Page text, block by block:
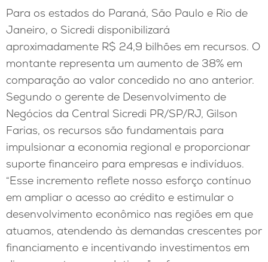
Para os estados do Paraná, São Paulo e Rio de
Janeiro, o Sicredi disponibilizará
aproximadamente R$ 24,9 bilhões em recursos. O
montante representa um aumento de 38% em
comparação ao valor concedido no ano anterior.
Segundo o gerente de Desenvolvimento de
Negócios da Central Sicredi PR/SP/RJ, Gilson
Farias, os recursos são fundamentais para
impulsionar a economia regional e proporcionar
suporte financeiro para empresas e indivíduos.
“Esse incremento reflete nosso esforço contínuo
em ampliar o acesso ao crédito e estimular o
desenvolvimento econômico nas regiões em que
atuamos, atendendo às demandas crescentes por
financiamento e incentivando investimentos em